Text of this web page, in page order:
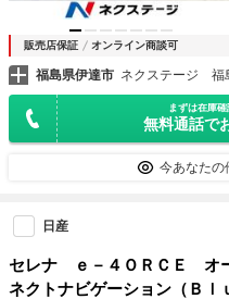
販売店保証 オンライン商談可
福島県伊達市 ネクステージ 福
まずは在庫
無料通話で
今あなたの
日産
セレナ ｅ－４ＯＲＣＥ オ
ネクトナビゲーション（Ｂ